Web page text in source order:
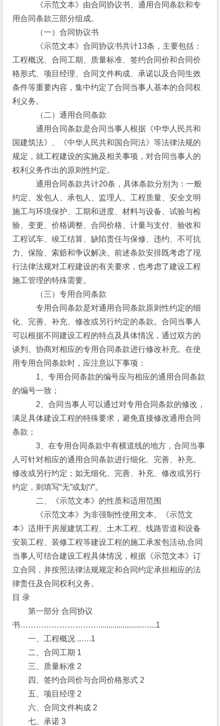
《示范文本》由合同协议书、通用合同条款和专
用合同条款三部分组成。
（一）合同协议书
《示范文本》合同协议书共计13条，主要包括：
工程概况、合同工期、质量标准、签约合同价和合同价
格形式、项目经理、合同文件构成、承诺以及合同生效
条件等重要内容，集中约定了合同当事人基本的合同权
利义务。
（二）通用合同条款
通用合同条款是合同当事人根据《中华人民共和
国建筑法》、《中华人民共和国合同法》等法律法规的
规定，就工程建设的实施及相关事项，对合同当事人的
权利义务作出的原则性约定。
通用合同条款共计20条，具体条款分别为：一般
约定、发包人、承包人、监理人、工程质量、安全文明
施工与环境保护、工期和进度、材料与设备、试验与检
验、变更、价格调整、合同价格、计量与支付、验收和
工程试车、竣工结算、缺陷责任与保修、违约、不可抗
力、保险、索赔和争议解决。前述条款安排既考虑了现
行法律法规对工程建设的有关要求，也考虑了建设工程
施工管理的特殊需要。
（三）专用合同条款
专用合同条款是对通用合同条款原则性约定的细
化、完善、补充、修改或另行约定的条款。合同当事人
可以根据不同建设工程的特点及具体情况，通过双方的
谈判、协商对相应的专用合同条款进行修改补充。在使
用专用合同条款时，应注意以下事项：
1、专用合同条款的编号应与相应的通用合同条款
的编号一致；
2、合同当事人可以通过对专用合同条款的修改，
满足具体建设工程的特殊要求，避免直接修改通用合同
条款；
3、在专用合同条款中有横道线的地方，合同当事
人可针对相应的通用合同条款进行细化、完善、补充、
修改或另行约定；如无细化、完善、补充、修改或另行
约定，则填写“无”或划“/”。
二、《示范文本》的性质和适用范围
《示范文本》为非强制性使用文本。《示范文
本》适用于房屋建筑工程、土木工程、线路管道和设备
安装工程、装修工程等建设工程的施工承发包活动,合同
当事人可结合建设工程具体情况，根据《示范文本》订
立合同，并按照法律法规规定和合同约定承担相应的法
律责任及合同权利义务。
目 录
第一部分 合同协议
书…………………………......................…...1
一、工程概况 ..….1
二、合同工期 1
三、质量标准 2
四、签约合同价与合同价格形式 2
五、项目经理 2
六、合同文件构成 2
七、承诺 3